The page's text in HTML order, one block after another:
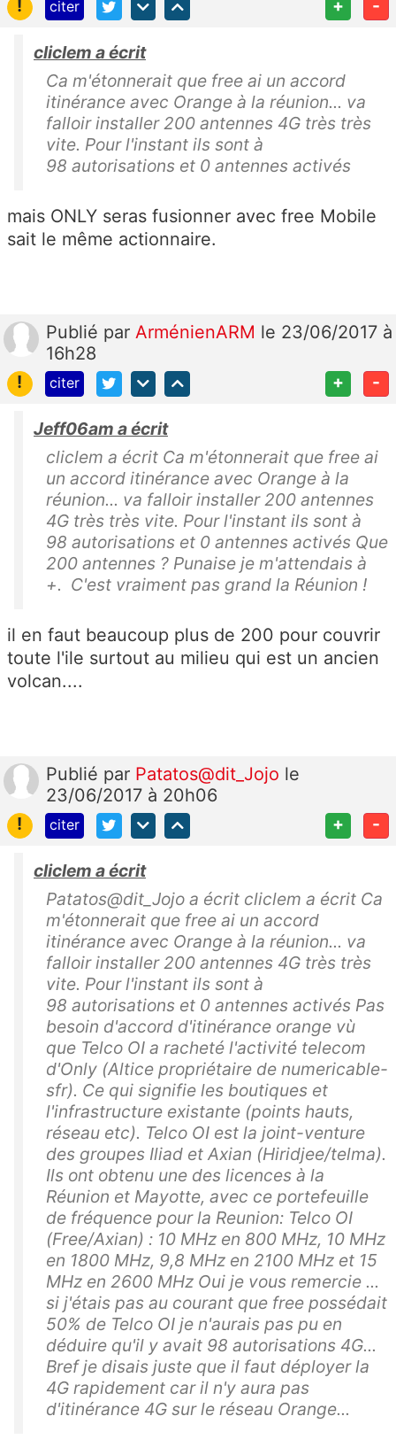
! citer + -
cliclem a écrit
Ca m'étonnerait que free ai un accord
itinérance avec Orange à la réunion... va
falloir installer 200 antennes 4G très très
vite. Pour l'instant ils sont à
98 autorisations et 0 antennes activés
mais ONLY seras fusionner avec free Mobile
sait le même actionnaire.
Publié par ArménienARM le 23/06/2017 à
16h28
!
citer + -
Jeff06am a écrit
cliclem a écrit Ca m'étonnerait que free ai
un accord itinérance avec Orange à la
réunion... va falloir installer 200 antennes
4G très très vite. Pour l'instant ils sont à
98 autorisations et 0 antennes activés Que
200 antennes ? Punaise je m'attendais à
+. C'est vraiment pas grand la Réunion !
il en faut beaucoup plus de 200 pour couvrir
toute l'ile surtout au milieu qui est un ancien
volcan....
Publié par Patatos@dit_Jojo le
23/06/2017 à 20h06
!
citer + -
cliclem a écrit
Patatos@dit_Jojo a écrit cliclem a écrit Ca
m'étonnerait que free ai un accord
itinérance avec Orange à la réunion... va
falloir installer 200 antennes 4G très très
vite. Pour l'instant ils sont à
98 autorisations et 0 antennes activés Pas
besoin d'accord d'itinérance orange vù
que Telco OI a racheté l'activité telecom
d'Only (Altice propriétaire de numericable-
sfr). Ce qui signifie les boutiques et
l'infrastructure existante (points hauts,
réseau etc). Telco OI est la joint-venture
des groupes Iliad et Axian (Hiridjee/telma).
Ils ont obtenu une des licences à la
Réunion et Mayotte, avec ce portefeuille
de fréquence pour la Reunion: Telco OI
(Free/Axian) : 10 MHz en 800 MHz, 10 MHz
en 1800 MHz, 9,8 MHz en 2100 MHz et 15
MHz en 2600 MHz Oui je vous remercie ...
si j'étais pas au courant que free possédait
50% de Telco OI je n'aurais pas pu en
déduire qu'il y avait 98 autorisations 4G...
Bref je disais juste que il faut déployer la
4G rapidement car il n'y aura pas
d'itinérance 4G sur le réseau Orange...